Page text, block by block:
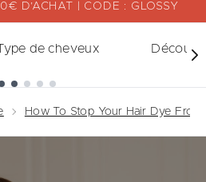
D’ACHAT | CODE : GLOSSY
de cheveux
How To Stop Your Hair Dye From